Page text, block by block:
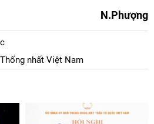
N.Phượng
nhất Việt Nam